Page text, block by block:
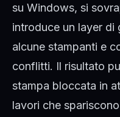
su Windows, si
introduce un layer di
alcune stampanti e
conflitti. Il risultato
stampa bloccata in
lavori che